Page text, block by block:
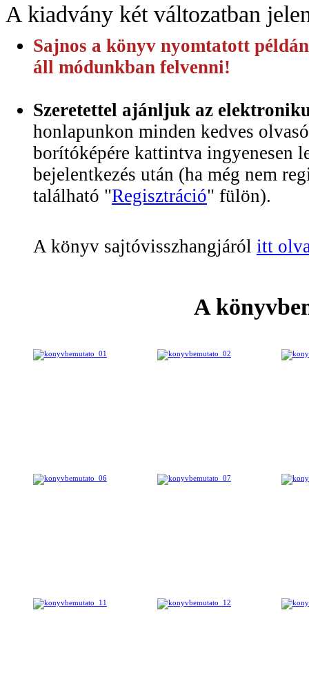
A kiadvány két változatban
Sajnos a könyv nyomtatott
áll módunkban felvenni!
Szeretettel ajánljuk az
honlapunkon minden kedves
borítóképére kattintva ingyenesen
bejelentkezés után (ha még nem
található "Regisztráció" fülön).
A könyv sajtóvisszhangjáról itt
A